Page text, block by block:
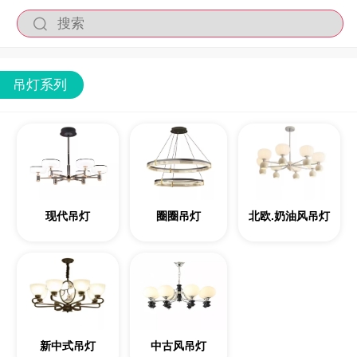
吊灯系列
现代吊灯 圈圈吊灯 北欧.奶油风吊灯
新中式吊灯 中古风吊灯